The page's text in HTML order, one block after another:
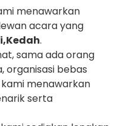
menawarkan
acara yang
.
sama ada orang
organisasi bebas
menawarkan
serta